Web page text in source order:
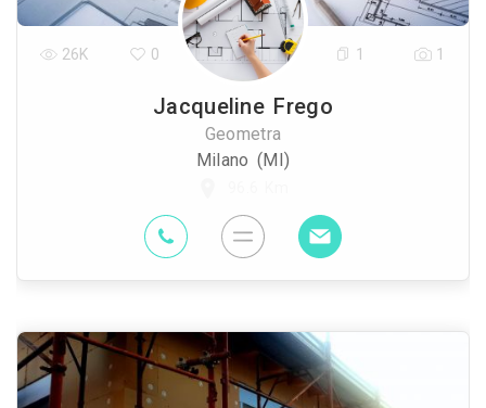
Jacqueline Frego
Geometra
Milano (MI)
26K 0 1 1